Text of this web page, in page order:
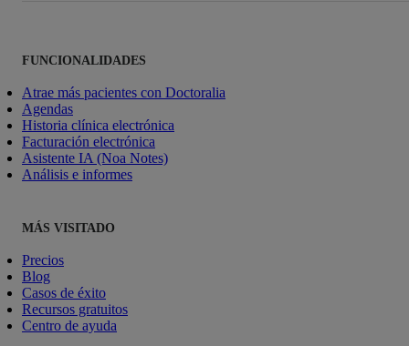
FUNCIONALIDADES
Atrae más pacientes con Doctoralia
Agendas
Historia clínica electrónica
Facturación electrónica
Asistente IA (Noa Notes)
Análisis e informes
MÁS VISITADO
Precios
Blog
Casos de éxito
Recursos gratuitos
Centro de ayuda